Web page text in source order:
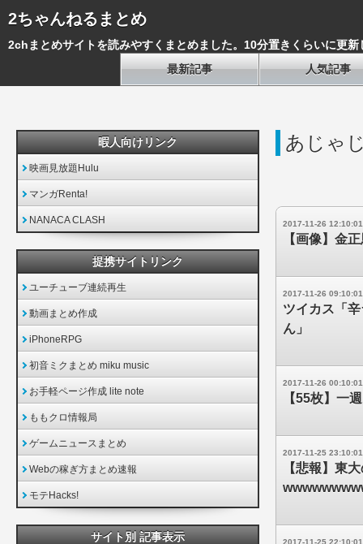
2ちゃんねるまとめ
2chまとめサイトを読みやすくまとめました。10分置きくらいに更新
最新記事
人気記事
あじゃ
2017-11-26 12:10:01
【画像】金
2017-11-26 09:10:01
ツイカス「
ん」
2017-11-26 00:10:01
【55枚】一
2017-11-25 23:10:01
【悲報】東
2017-11-25 22:10:01
暇人向けリンク
映画見放題Hulu
マンガRenta!
NANACA CLASH
提携サイトリンク
ユーチューブ連続再生
動画まとめ作成
iPhoneRPG
初音ミクまとめ miku music
お手軽ページ作成 lite note
ももクロ情報局
ゲームニュースまとめ
Webの稼ぎ方まとめ速報
モテHacks!
サイト別 記事表示